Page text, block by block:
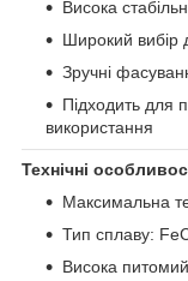
Висока
Широкий вибір
Зручні
Підходить для
використання
Технічні
Максимальна
Тип сплаву:
Висока